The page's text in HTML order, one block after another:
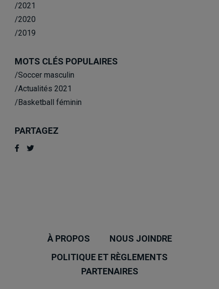
/2021
/2020
/2019
MOTS CLÉS POPULAIRES
/Soccer masculin
/Actualités 2021
/Basketball féminin
PARTAGEZ
À PROPOS
NOUS JOINDRE
POLITIQUE ET RÈGLEMENTS
PARTENAIRES